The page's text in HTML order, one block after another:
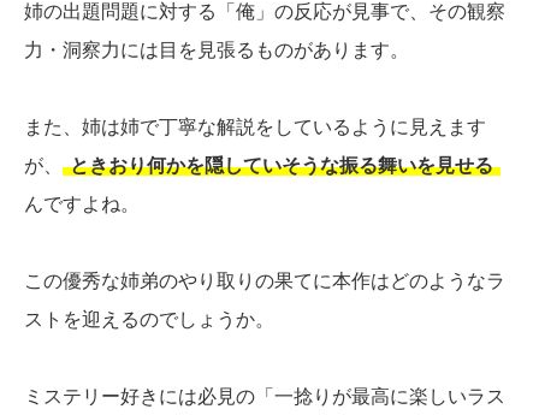
姉の出題問題に対する「俺」の反応が見事で、その観察
力・洞察力には目を見張るものがあります。
また、姉は姉で丁寧な解説をしているように見えます
が、
ときおり何かを隠していそうな振る舞いを見せる
んですよね。
この優秀な姉弟のやり取りの果てに本作はどのようなラ
ストを迎えるのでしょうか。
ミステリー好きには必見の「一捻りが最高に楽しいラス